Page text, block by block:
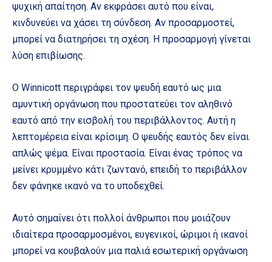
ψυχική απαίτηση. Αν εκφράσει αυτό που είναι,
κινδυνεύει να χάσει τη σύνδεση. Αν προσαρμοστεί,
μπορεί να διατηρήσει τη σχέση. Η προσαρμογή γίνεται
λύση επιβίωσης.
Ο Winnicott περιγράφει τον ψευδή εαυτό ως μια
αμυντική οργάνωση που προστατεύει τον αληθινό
εαυτό από την εισβολή του περιβάλλοντος. Αυτή η
λεπτομέρεια είναι κρίσιμη. Ο ψευδής εαυτός δεν είναι
απλώς ψέμα. Είναι προστασία. Είναι ένας τρόπος να
μείνει κρυμμένο κάτι ζωντανό, επειδή το περιβάλλον
δεν φάνηκε ικανό να το υποδεχθεί.
Αυτό σημαίνει ότι πολλοί άνθρωποι που μοιάζουν
ιδιαίτερα προσαρμοσμένοι, ευγενικοί, ώριμοι ή ικανοί
μπορεί να κουβαλούν μια παλιά εσωτερική οργάνωση